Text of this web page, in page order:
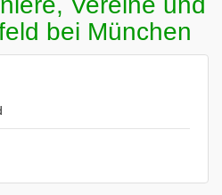
bei München